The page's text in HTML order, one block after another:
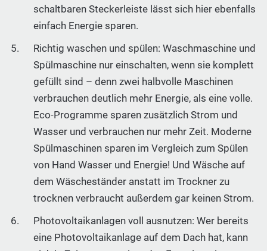
schaltbaren Steckerleiste lässt sich hier ebenfalls
einfach Energie sparen.
Richtig waschen und spülen: Waschmaschine und
Spülmaschine nur einschalten, wenn sie komplett
gefüllt sind – denn zwei halbvolle Maschinen
verbrauchen deutlich mehr Energie, als eine volle.
Eco-Programme sparen zusätzlich Strom und
Wasser und verbrauchen nur mehr Zeit. Moderne
Spülmaschinen sparen im Vergleich zum Spülen
von Hand Wasser und Energie! Und Wäsche auf
dem Wäscheständer anstatt im Trockner zu
trocknen verbraucht außerdem gar keinen Strom.
Photovoltaikanlagen voll ausnutzen: Wer bereits
eine Photovoltaikanlage auf dem Dach hat, kann